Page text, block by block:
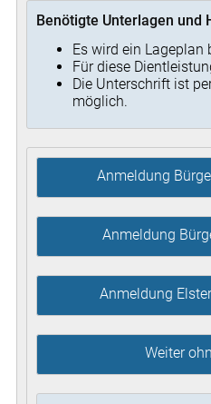
Benötigte Unterlagen und
Es wird ein Lageplan
Für diese
Die Unterschrift ist
möglich.
Anmeldung
Anmeldung
Anmeldung
Weiter